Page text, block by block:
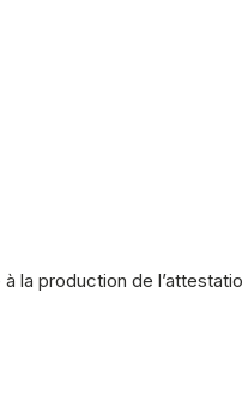
la production de